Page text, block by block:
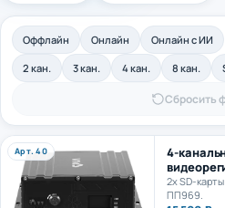
Оффлайн Онлайн Онлайн с ИИ
3 кан. 4 кан.
Арт. 40
4-
2х SD-
ПП969.
15 500 ₽